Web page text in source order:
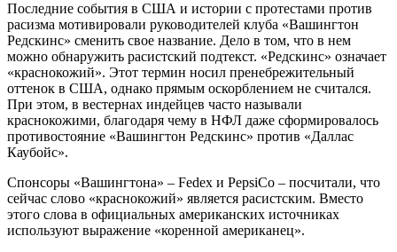
Последние события в США и истории с протестами против
расизма мотивировали руководителей клуба «Вашингтон
Редскинс» сменить свое название. Дело в том, что в нем
можно обнаружить расистский подтекст. «Редскинс» означает
«краснокожий». Этот термин носил пренебрежительный
оттенок в США, однако прямым оскорблением не считался.
При этом, в вестернах индейцев часто называли
краснокожими, благодаря чему в НФЛ даже сформировалось
противостояние «Вашингтон Редскинс» против «Даллас
Каубойс».
Спонсоры «Вашингтона» – Fedex и PepsiCo – посчитали, что
сейчас слово «краснокожий» является расистским. Вместо
этого слова в официальных американских источниках
используют выражение «коренной американец».